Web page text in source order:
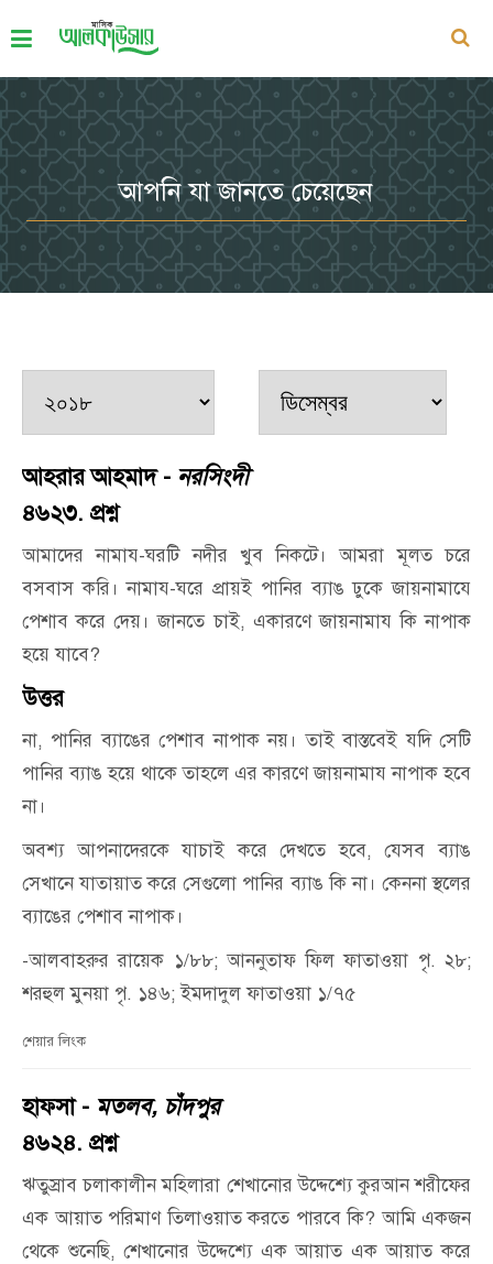
আপনি যা জানতে চেয়েছেন
আহরার আহমাদ - নরসিংদী
৪৬২৩. প্রশ্ন
আমাদের নামায-ঘরটি নদীর খুব নিকটে। আমরা মূলত চরে
বসবাস করি। নামায-ঘরে প্রায়ই পানির ব্যাঙ ঢুকে জায়নামাযে
পেশাব করে দেয়। জানতে চাই, একারণে জায়নামায কি নাপাক
হয়ে যাবে?
উত্তর
না, পানির ব্যাঙের পেশাব নাপাক নয়। তাই বাস্তবেই যদি সেটি
পানির ব্যাঙ হয়ে থাকে তাহলে এর কারণে জায়নামায নাপাক হবে
না।
অবশ্য আপনাদেরকে যাচাই করে দেখতে হবে, যেসব ব্যাঙ
সেখানে যাতায়াত করে সেগুলো পানির ব্যাঙ কি না। কেননা স্থলের
ব্যাঙের পেশাব নাপাক।
-আলবাহরুর রায়েক ১/৮৮; আননুতাফ ফিল ফাতাওয়া পৃ. ২৮;
শরহুল মুনয়া পৃ. ১৪৬; ইমদাদুল ফাতাওয়া ১/৭৫
শেয়ার লিংক
হাফসা - মতলব, চাঁদপুর
৪৬২৪. প্রশ্ন
ঋতুস্রাব চলাকালীন মহিলারা শেখানোর উদ্দেশ্যে কুরআন শরীফের
এক আয়াত পরিমাণ তিলাওয়াত করতে পারবে কি? আমি একজন
থেকে শুনেছি, শেখানোর উদ্দেশ্যে এক আয়াত এক আয়াত করে